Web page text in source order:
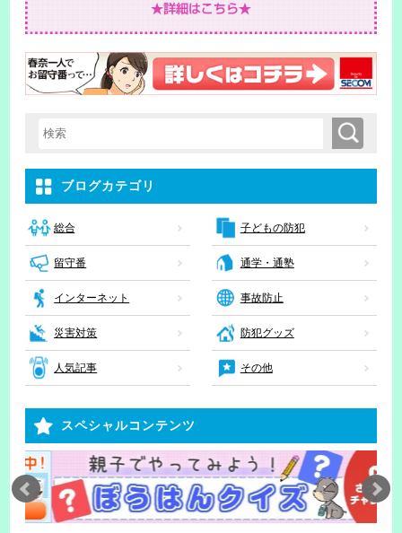
検索キーワード入力 検索
ブログカテゴリ
総合 子どもの防犯
留守番 通学・通塾
インターネット 事故防止
災害対策 防犯グッズ
人気記事 その他
スペシャルコンテンツ